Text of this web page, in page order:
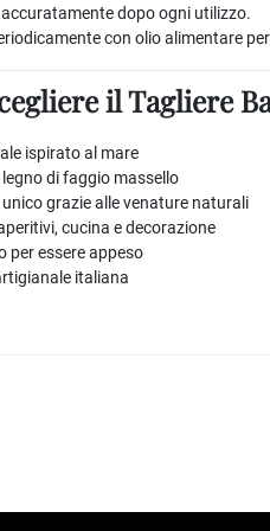
dopo ogni utilizzo.
con olio alimentare
il Tagliere
ispirato al mare
di faggio massello
grazie alle venature naturali
cucina e decorazione
per essere appeso
italiana